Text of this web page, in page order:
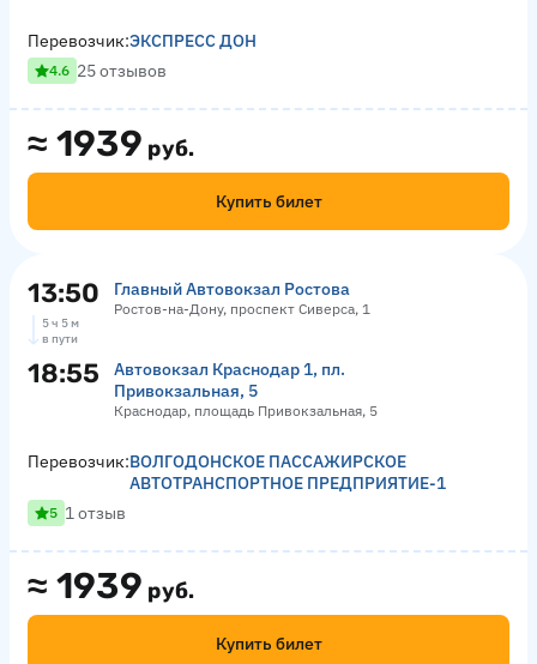
≈ 1939 руб.
Купить билет
Перевозчик:ЭКСПРЕСС ДОН
4.6 25 отзывов
13:50 Главный Автовокзал Ростова
Ростов-на-Дону, проспект Сиверса, 1
5 ч 5 м
в пути
18:55
Автовокзал Краснодар 1, пл.
Привокзальная, 5
Краснодар, площадь Привокзальная, 5
≈ 1939 руб.
Купить билет
Перевозчик:ВОЛГОДОНСКОЕ ПАССАЖИРСКОЕ
АВТОТРАНСПОРТНОЕ ПРЕДПРИЯТИЕ-1
5 1 отзыв